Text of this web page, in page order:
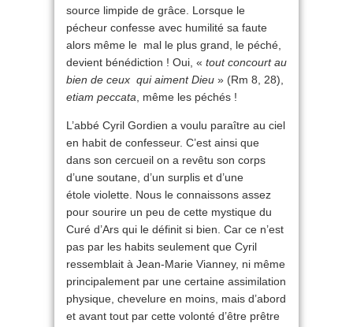
source limpide de grâce. Lorsque le
pécheur confesse avec humilité sa faute
alors même le mal le plus grand, le péché,
devient bénédiction ! Oui, « tout concourt au
bien de ceux qui aiment Dieu » (Rm 8, 28),
etiam peccata , même les péchés !
L’abbé Cyril Gordien a voulu paraître au ciel
en habit de confesseur. C’est ainsi que
dans son cercueil on a revêtu son corps
d’une soutane, d’un surplis et d’une
étole violette. Nous le connaissons assez
pour sourire un peu de cette mystique du
Curé d’Ars qui le définit si bien. Car ce n’est
pas par les habits seulement que Cyril
ressemblait à Jean-Marie Vianney, ni même
principalement par une certaine assimilation
physique, chevelure en moins, mais d’abord
et avant tout par cette volonté d’être prêtre